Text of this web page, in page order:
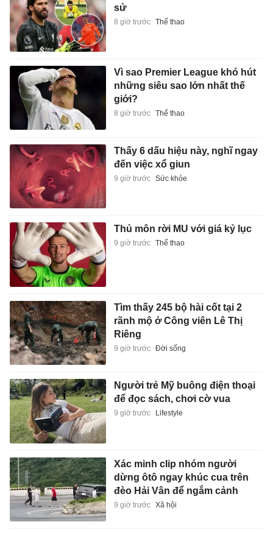
sử
8 giờ trước Thể thao
Vì sao Premier League khó hút
những siêu sao lớn nhất thế
giới?
8 giờ trước Thể thao
Thấy 6 dấu hiệu này, nghĩ ngay
đến việc xổ giun
9 giờ trước Sức khỏe
Thủ môn rời MU với giá kỷ lục
9 giờ trước Thể thao
Tìm thấy 245 bộ hài cốt tại 2
rãnh mộ ở Công viên Lê Thị
Riêng
9 giờ trước Đời sống
Người trẻ Mỹ buông điện thoại
để đọc sách, chơi cờ vua
9 giờ trước Lifestyle
Xác minh clip nhóm người
dừng ôtô ngay khúc cua trên
đèo Hải Vân để ngắm cảnh
9 giờ trước Xã hội